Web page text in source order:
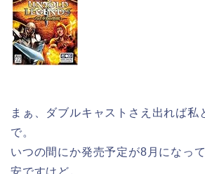
まぁ、ダブルキャストさえ出れば私
で。
いつの間にか発売予定が8月になっ
安ですけど。